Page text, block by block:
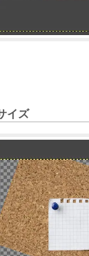
イズ